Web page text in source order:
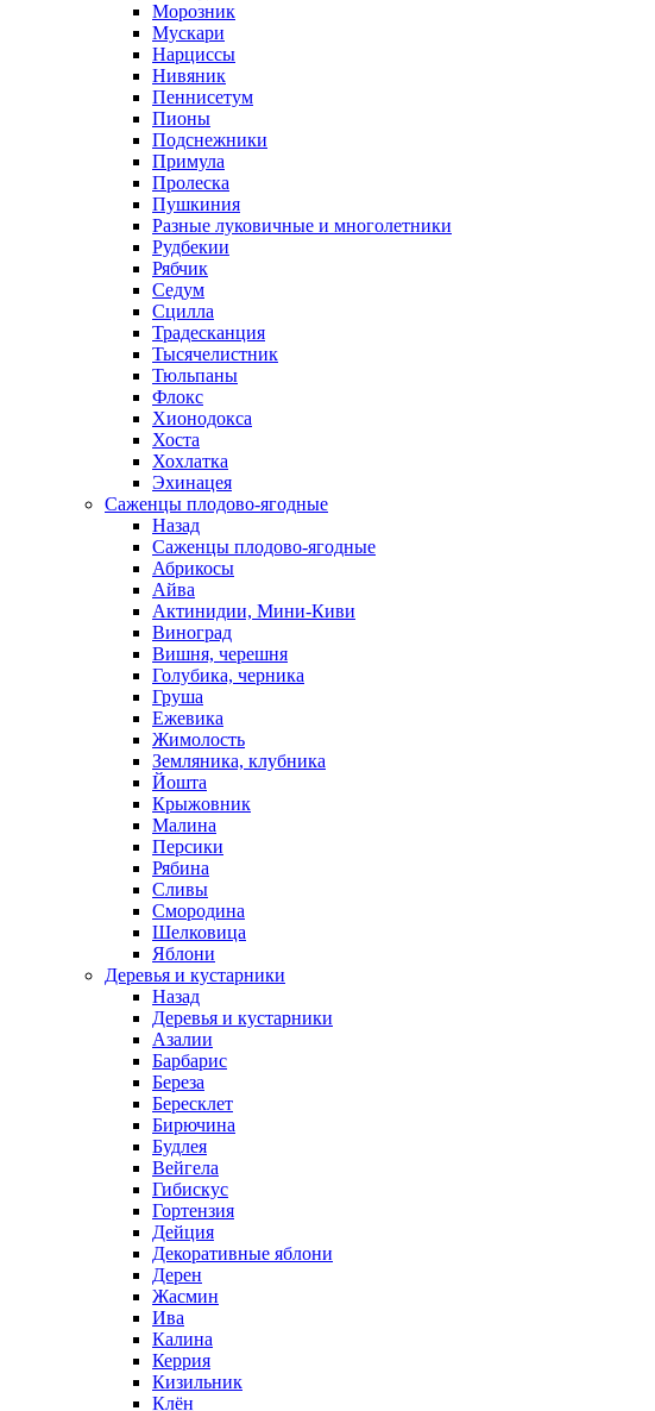
Морозник
Мускари
Нарциссы
Нивяник
Пеннисетум
Пионы
Подснежники
Примула
Пролеска
Пушкиния
Разные луковичные и многолетники
Рудбекии
Рябчик
Седум
Сцилла
Традесканция
Тысячелистник
Тюльпаны
Флокс
Хионодокса
Хоста
Хохлатка
Эхинацея
Саженцы плодово-ягодные
Назад
Саженцы плодово-ягодные
Абрикосы
Айва
Актинидии, Мини-Киви
Виноград
Вишня, черешня
Голубика, черника
Груша
Ежевика
Жимолость
Земляника, клубника
Йошта
Крыжовник
Малина
Персики
Рябина
Сливы
Смородина
Шелковица
Яблони
Деревья и кустарники
Назад
Деревья и кустарники
Азалии
Барбарис
Береза
Бересклет
Бирючина
Будлея
Вейгела
Гибискус
Гортензия
Дейция
Декоративные яблони
Дерен
Жасмин
Ива
Калина
Керрия
Кизильник
Клён